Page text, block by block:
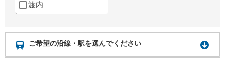
渡内
ご希望の沿線・駅を選んでください